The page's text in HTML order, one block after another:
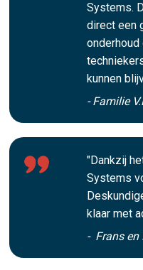
Systems.
direct een
kunnen
- Familie
"Dankzij
Systems
klaar met
- Frans en